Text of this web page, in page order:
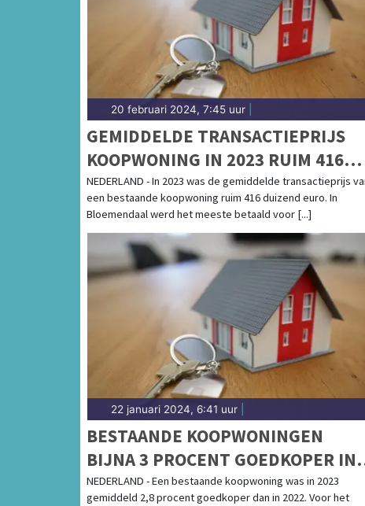
20 februari 2024, 7:45 uur
GEMIDDELDE TRANSACTIEPRIJS
KOOPWONING IN 2023 RUIM 416
DUIZEND EURO
NEDERLAND - In 2023 was de gemiddelde transactieprijs
een bestaande koopwoning ruim 416 duizend euro. In
Bloemendaal werd het meeste betaald voor [...]
22 januari 2024, 6:41 uur
BESTAANDE KOOPWONINGEN
BIJNA 3 PROCENT GOEDKOPER IN
2023
NEDERLAND - Een bestaande koopwoning was in 2023
gemiddeld 2,8 procent goedkoper dan in 2022. Voor het